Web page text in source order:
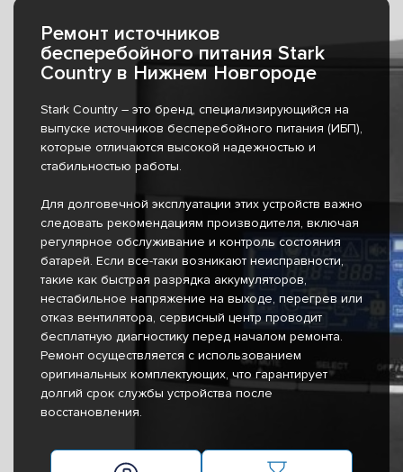
Ремонт источников
бесперебойного питания Stark
Country в Нижнем Новгороде
Stark Country – это бренд, специализирующийся на
выпуске источников бесперебойного питания (ИБП),
которые отличаются высокой надежностью и
стабильностью работы.
Для долговечной эксплуатации этих устройств важно
следовать рекомендациям производителя, включая
регулярное обслуживание и контроль состояния
батарей. Если все-таки возникают неисправности,
такие как быстрая разрядка аккумуляторов,
нестабильное напряжение на выходе, перегрев или
отказ вентилятора, сервисный центр проводит
бесплатную диагностику перед началом ремонта.
Ремонт осуществляется с использованием
оригинальных комплектующих, что гарантирует
долгий срок службы устройства после
восстановления.